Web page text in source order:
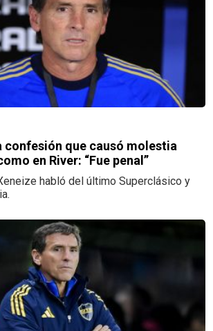
confesión que causó molestia
en River: “Fue penal”
habló del último Superclásico y